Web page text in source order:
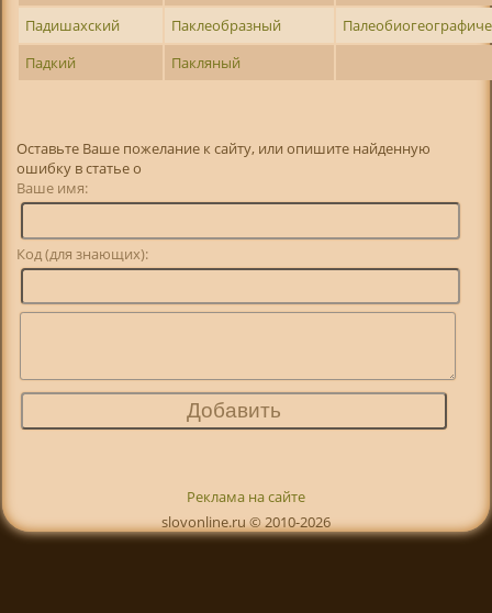
Падишахский
Паклеобразный
Падкий
Пакляный
Оставьте Ваше пожелание к сайту, или опишите найденную
ошибку в статье о
Ваше имя:
Код (для знающих):
Реклама на сайте
slovonline.ru © 2010-2026